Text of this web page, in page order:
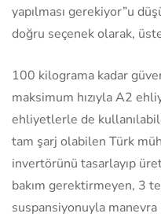
yapılması gerekiyor”u
doğru seçenek olarak,
100 kilograma kadar
maksimum hızıyla A2
ehliyetlerle de
tam şarj olabilen Türk
invertörünü tasarlayıp
bakım gerektirmeyen, 3
suspansiyonuyla